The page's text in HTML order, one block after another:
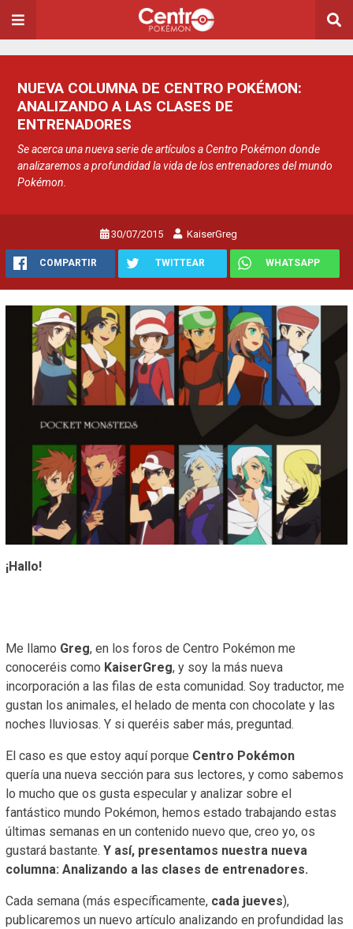
NUEVA COLUMNA DE CENTRO POKÉMON:
ANALIZANDO A LAS CLASES DE
ENTRENADORES
Se acerca una nueva serie de artículos a Centro Pokémon donde
analizaremos a profundidad la vida de los entrenadores del mundo
Pokémon.
30/07/2015 KaiserGreg
COMPARTIR TWITTEAR WHATSAPP
¡Hallo!
Me llamo Greg, en los foros de Centro Pokémon me
conoceréis como KaiserGreg, y soy la más nueva
incorporación a las filas de esta comunidad. Soy traductor, me
gustan los animales, el helado de menta con chocolate y las
noches lluviosas. Y si queréis saber más, preguntad.
El caso es que estoy aquí porque Centro Pokémon
quería una nueva sección para sus lectores, y como sabemos
lo mucho que os gusta especular y analizar sobre el
fantástico mundo Pokémon, hemos estado trabajando estas
últimas semanas en un contenido nuevo que, creo yo, os
gustará bastante. Y así, presentamos nuestra nueva
columna: Analizando a las clases de entrenadores.
Cada semana (más específicamente, cada jueves),
publicaremos un nuevo artículo analizando en profundidad las